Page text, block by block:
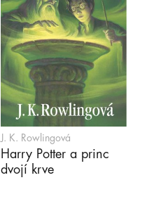
J. K. Rowlingová
Harry Potter a princ
dvojí krve